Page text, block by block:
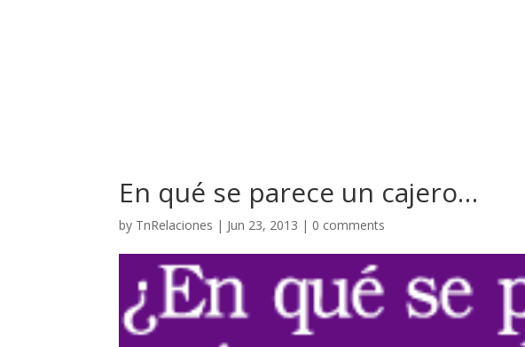
En qué se parece un cajero…
by TnRelaciones | Jun 23, 2013 | 0 comments